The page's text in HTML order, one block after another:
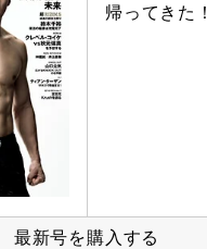
帰ってきた！
最新号を購入する